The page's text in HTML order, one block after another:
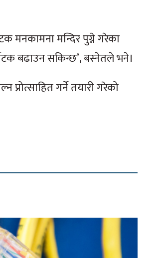
मनकामना मन्दिर पुग्ने गरेका
बढाउन सकिन्छ’, बस्नेतले भने।
गर्ने तयारी गरेको